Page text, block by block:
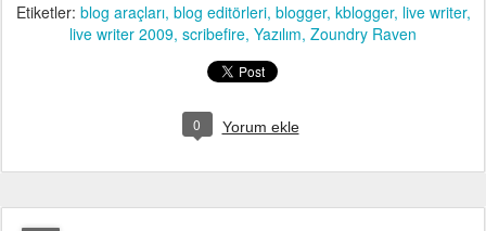
Etiketler: blog araçları blog editörleri blogger kblogger live writer
live writer 2009 scribefire Yazılım Zoundry Raven
0 Yorum ekle